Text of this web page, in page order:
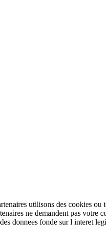
utilisons des cookies
ne demandent pas
donnees fonde sur l interet